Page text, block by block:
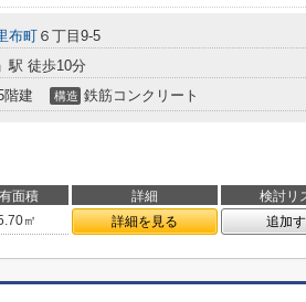
布町 ６丁目9-5
」駅 徒歩10分
階建 構造 鉄筋コンクリート
面積 詳細
検討リ
㎡ 詳細を見る 追加